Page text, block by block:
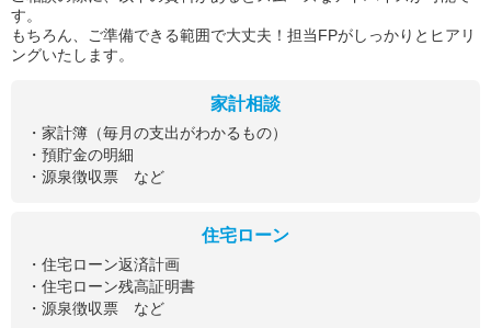
す。
もちろん、ご準備できる範囲で大丈夫！担当FPがしっかりとヒアリ
ングいたします。
家計相談
・家計簿（毎月の支出がわかるもの）
・預貯金の明細
・源泉徴収票 など
住宅ローン
・住宅ローン返済計画
・住宅ローン残高証明書
・源泉徴収票 など